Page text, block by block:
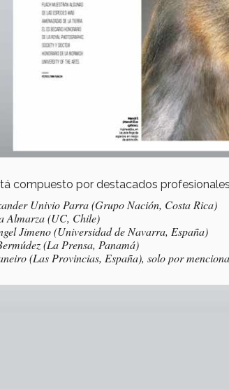
compuesto por destacados
Univio Parra (Grupo Nación, Costa Rica)
Almarza (UC, Chile)
Jimeno (Universidad de Navarra, España)
(La Prensa, Panamá)
(Las Provincias, España), solo por